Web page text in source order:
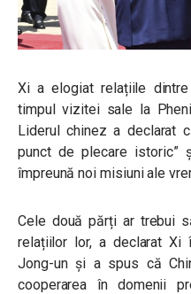
Xi a elogiat relațiile
timpul vizitei sale la
Liderul chinez a declarat
punct de plecare istoric”
împreună noi misiuni ale
Cele două părți ar trebui
relațiilor lor, a declarat Xi
Jong-un și a spus că
cooperarea în domenii